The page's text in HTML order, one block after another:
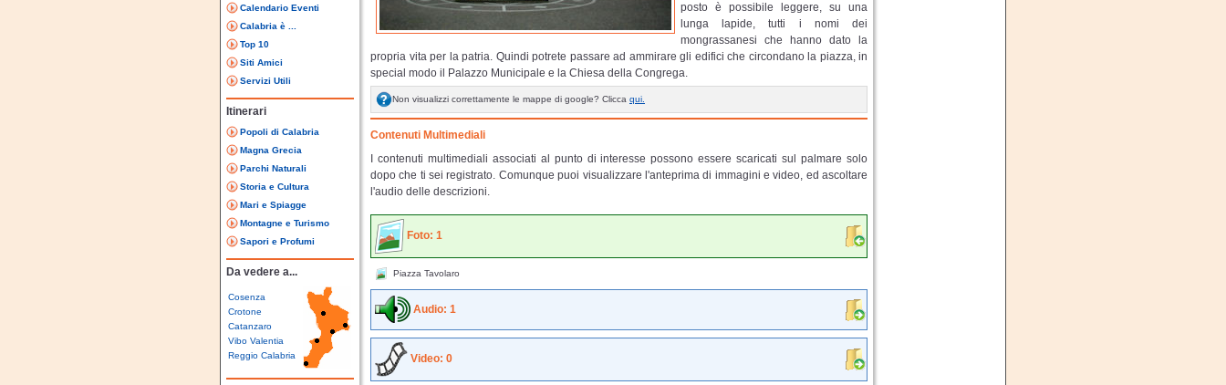
Calendario Eventi
Calabria è ...
Top 10
Siti Amici
Servizi Utili
Itinerari
Popoli di Calabria
Magna Grecia
Parchi Naturali
Storia e Cultura
Mari e Spiagge
Montagne e Turismo
Sapori e Profumi
Da vedere a...
Cosenza
Crotone
Catanzaro
Vibo Valentia
Reggio Calabria
posto è possibile leggere, su una
lunga lapide, tutti i nomi dei
mongrassanesi che hanno dato la
propria vita per la patria. Quindi potrete passare ad ammirare gli edifici che circondano la piazza, in
special modo il Palazzo Municipale e la Chiesa della Congrega.
Non visualizzi correttamente le mappe di google? Clicca qui.
Contenuti Multimediali
I contenuti multimediali associati al punto di interesse possono essere scaricati sul palmare solo
dopo che ti sei registrato. Comunque puoi visualizzare l'anteprima di immagini e video, ed ascoltare
l'audio delle descrizioni.
Foto: 1
Piazza Tavolaro
Audio: 1
Video: 0